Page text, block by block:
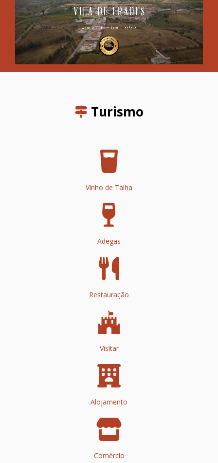
Turismo
Vinho de Talha
Adegas
Restauração
Visitar
Alojamento
Comércio